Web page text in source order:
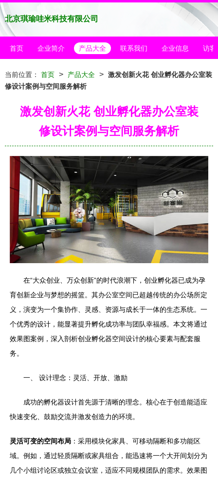
北京琪瑜哇米科技有限公司
首页 企业简介 产品大全 联系我们 企业信息 访客
当前位置： 首页 > 产品大全 > 激发创新火花 创业孵化器办公室装
修设计案例与空间服务解析
激发创新火花 创业孵化器办公室装
修设计案例与空间服务解析
在“大众创业、万众创新”的时代浪潮下，创业孵化器已成为孕
育创新企业与梦想的摇篮。其办公室空间已超越传统的办公场所定
义，演变为一个集协作、灵感、资源与成长于一体的生态系统。一
个优秀的设计，能显著提升孵化成功率与团队幸福感。本文将通过
效果图案例，深入剖析创业孵化器空间设计的核心要素与配套服
务。
一、 设计理念：灵活、开放、激励
成功的孵化器设计首先源于清晰的理念。核心在于创造能适应
快速变化、鼓励交流并激发创造力的环境。
灵活可变的空间布局 ：采用模块化家具、可移动隔断和多功能区
域。例如，通过轻质隔断或家具组合，能迅速将一个大开间划分为
几个小组讨论区或独立会议室，适应不同规模团队的需求。效果图